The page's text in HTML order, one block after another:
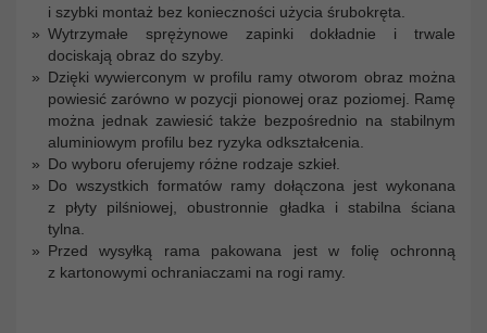
i szybki montaż bez konieczności użycia śrubokręta.
Wytrzymałe sprężynowe zapinki dokładnie i trwale
dociskają obraz do szyby.
Dzięki wywierconym w profilu ramy otworom obraz można
powiesić zarówno w pozycji pionowej oraz poziomej. Ramę
można jednak zawiesić także bezpośrednio na stabilnym
aluminiowym profilu bez ryzyka odkształcenia.
Do wyboru oferujemy różne rodzaje szkieł.
Do wszystkich formatów ramy dołączona jest wykonana
z płyty pilśniowej, obustronnie gładka i stabilna ściana
tylna.
Przed wysyłką rama pakowana jest w folię ochronną
z kartonowymi ochraniaczami na rogi ramy.